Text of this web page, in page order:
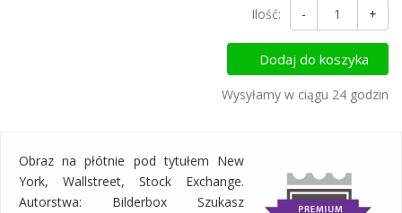
Dodaj do koszyka
Ilość: - +
Wysyłamy w ciągu 24 godzin
Obraz na płótnie pod tytułem New
York, Wallstreet, Stock Exchange.
Autorstwa: Bilderbox Szukasz